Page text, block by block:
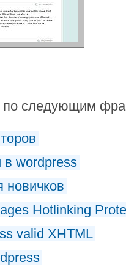
по следующим
в wordpress
новичков
Hotlinking
valid XHTML